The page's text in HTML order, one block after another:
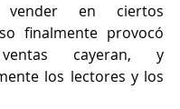
en ciertos
finalmente provocó
cayeran, y
los lectores y los